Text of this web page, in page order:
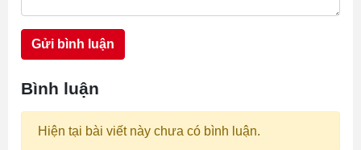
Gửi bình luận
Bình luận
Hiện tại bài viết này chưa có bình luận.